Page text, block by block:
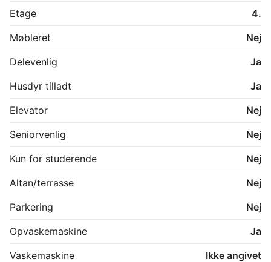
Etage
4.
Møbleret
Nej
Delevenlig
Ja
Husdyr tilladt
Ja
Elevator
Nej
Seniorvenlig
Nej
Kun for studerende
Nej
Altan/terrasse
Nej
Parkering
Nej
Opvaskemaskine
Ja
Vaskemaskine
Ikke angivet